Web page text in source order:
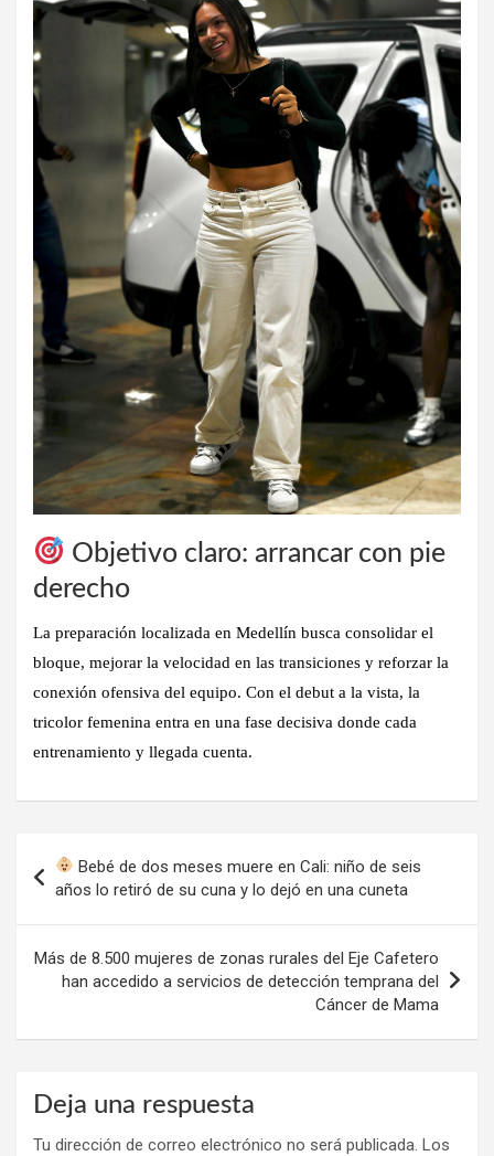
Objetivo claro: arrancar con pie
derecho
La preparación localizada en Medellín busca consolidar el
bloque, mejorar la velocidad en las transiciones y reforzar la
conexión ofensiva del equipo. Con el debut a la vista, la
tricolor femenina entra en una fase decisiva donde cada
entrenamiento y llegada cuenta.
de
entradas
Bebé de dos meses muere en Cali: niño de seis
años lo retiró de su cuna y lo dejó en una cuneta
Más de 8.500 mujeres de zonas rurales del Eje Cafetero
han accedido a servicios de detección temprana del
Cáncer de Mama
Deja una respuesta
Tu dirección de correo electrónico no será publicada. Los